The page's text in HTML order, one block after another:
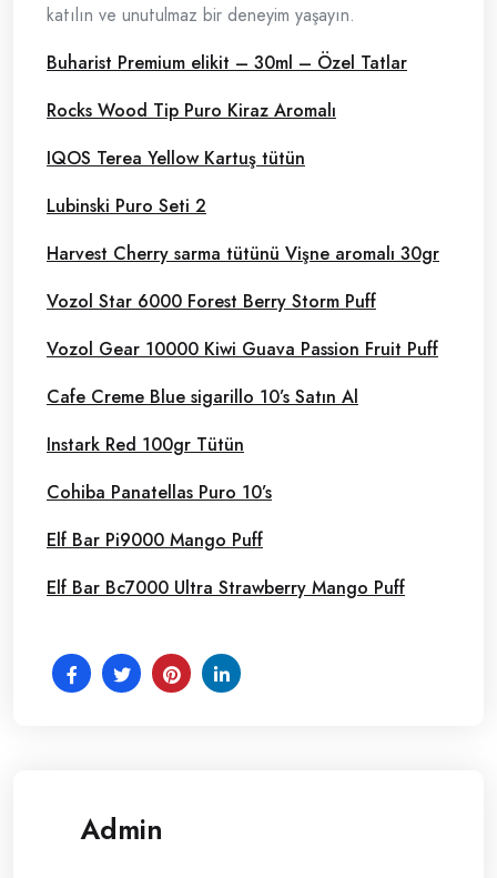
katılın ve unutulmaz bir deneyim yaşayın.
Buharist Premium elikit – 30ml – Özel Tatlar
Rocks Wood Tip Puro Kiraz Aromalı
IQOS Terea Yellow Kartuş tütün
Lubinski Puro Seti 2
Harvest Cherry sarma tütünü Vişne aromalı 30gr
Vozol Star 6000 Forest Berry Storm Puff
Vozol Gear 10000 Kiwi Guava Passion Fruit Puff
Cafe Creme Blue sigarillo 10’s Satın Al
Instark Red 100gr Tütün
Cohiba Panatellas Puro 10’s
Elf Bar Pi9000 Mango Puff
Elf Bar Bc7000 Ultra Strawberry Mango Puff
Admin